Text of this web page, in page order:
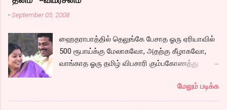
-September 05, 2008
ஹைதராபாத்தில் தெலுங்கே பேசாத ஓரு ஏரியாவில்
500 ரூபாய்க்கு மேலாகவோ, அதற்கு கீழாகவோ,
வாங்காத ஓரு தமிழ் விபசாரி கும்பகோணத்து
வாழ்கைபடுகிறாள். அவளுடய வாழ்கை எப்படி
அமைந்தது? என்ற ஓரு நல்ல லைனை , சங்கீதா
மேலும் படிக்க